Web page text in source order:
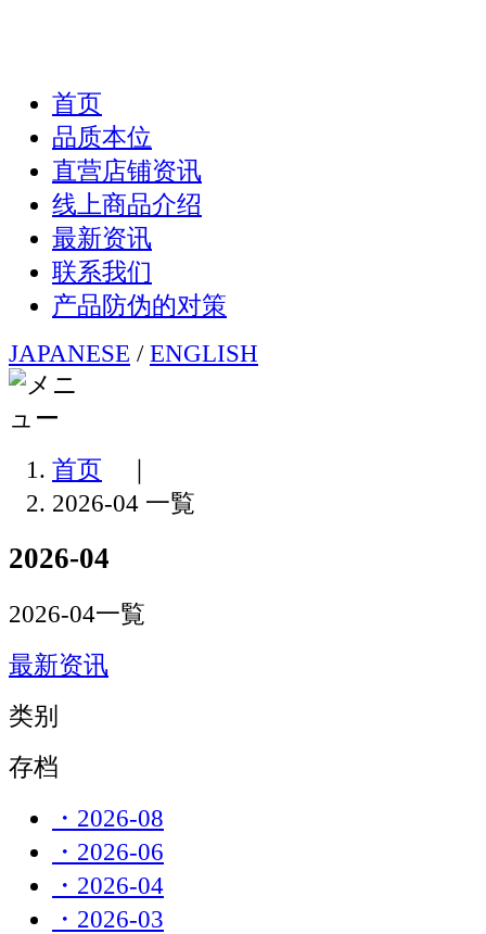
首页
品质本位
直营店铺资讯
线上商品介绍
最新资讯
联系我们
产品防伪的对策
JAPANESE / ENGLISH
首页
2026-04 一覧
2026-04
2026-04一覧
最新资讯
类别
存档
・2026-08
・2026-06
・2026-04
・2026-03